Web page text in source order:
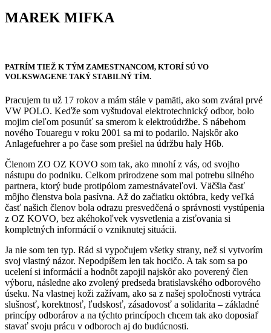
MAREK MIFKA
PATRÍM TIEŽ K TÝM ZAMESTNANCOM, KTORÍ SÚ VO
VOLKSWAGENE TAKÝ STABILNÝ TÍM.
Pracujem tu už 17 rokov a mám stále v pamäti, ako som zváral prvé
VW POLO. Keďže som vyštudoval elektrotechnický odbor, bolo
mojim cieľom posunúť sa smerom k elektroúdržbe. S nábehom
nového Touaregu v roku 2001 sa mi to podarilo. Najskôr ako
Anlagefuehrer a po čase som prešiel na údržbu haly H6b.
Členom ZO OZ KOVO som tak, ako mnohí z vás, od svojho
nástupu do podniku. Celkom prirodzene som mal potrebu silného
partnera, ktorý bude protipólom zamestnávateľovi. Väčšia časť
môjho členstva bola pasívna. Až do začiatku októbra, kedy veľká
časť našich členov bola odrazu presvedčená o správnosti vystúpenia
z OZ KOVO, bez akéhokoľvek vysvetlenia a zisťovania si
kompletných informácií o vzniknutej situácii.
Ja nie som ten typ. Rád si vypočujem všetky strany, než si vytvorím
svoj vlastný názor. Nepodpíšem len tak hocičo. A tak som sa po
ucelení si informácií a hodnôt zapojil najskôr ako poverený člen
výboru, následne ako zvolený predseda bratislavského odborového
úseku. Na vlastnej koži zažívam, ako sa z našej spoločnosti vytráca
slušnosť, korektnosť, ľudskosť, zásadovosť a solidarita – základné
princípy odborárov a na týchto princípoch chcem tak ako doposiaľ
stavať svoju prácu v odboroch aj do budúcnosti.